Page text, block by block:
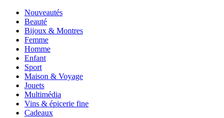
Nouveautés
Beauté
Bijoux & Montres
Femme
Homme
Enfant
Sport
Maison & Voyage
Jouets
Multimédia
Vins & épicerie fine
Cadeaux